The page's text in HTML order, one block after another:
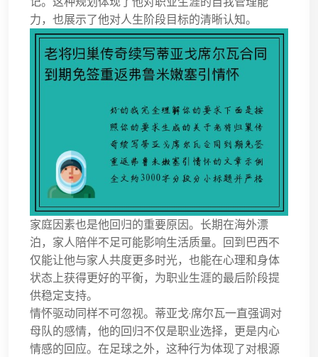
力，也展示了他对人生阶段目标的清晰认知。
家庭因素也是他回归的重要原因。长期在海外漂
泊，家人陪伴不足可能影响生活质量。回到巴西不
仅能让他与家人共度更多时光，也能在心理和身体
状态上获得更好的平衡，为职业生涯的最后阶段提
供稳定支持。
情怀驱动同样不可忽视。蒂亚戈·席尔瓦一直强调对
母队的感情，他的回归不仅是职业选择，更是内心
情感的回应。在足球之外，这种行为体现了对根源